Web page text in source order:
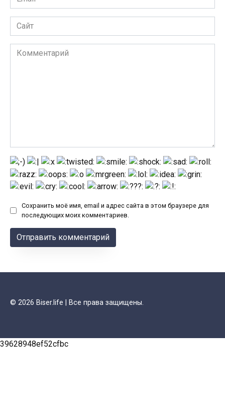
*
Сайт
Комментарий
Сохранить моё имя, email и адрес сайта в этом браузере для
последующих моих комментариев.
© 2026 Biser.life | Все права защищены.
39628948ef52cfbc